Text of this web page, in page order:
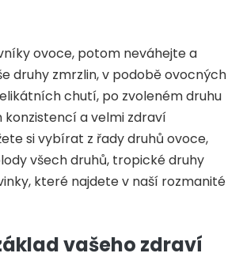
ovoce, potom neváhejte a
druhy zmrzlin, v podobě ovocných
chutí, po zvoleném druhu
konzistencí a velmi zdraví
si vybírat z řady druhů ovoce,
všech druhů, tropické druhy
které najdete v naší rozmanité
vašeho zdraví